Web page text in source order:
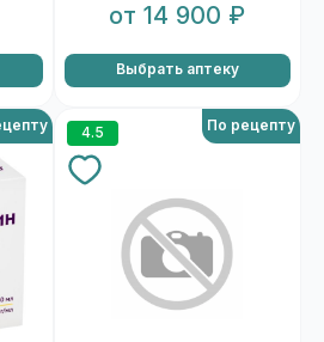
от 14 900 ₽
Выбрать аптеку
4.5 По рецепту